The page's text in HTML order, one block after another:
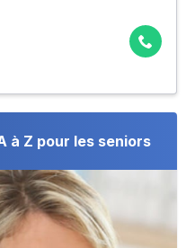
à Z pour les seniors